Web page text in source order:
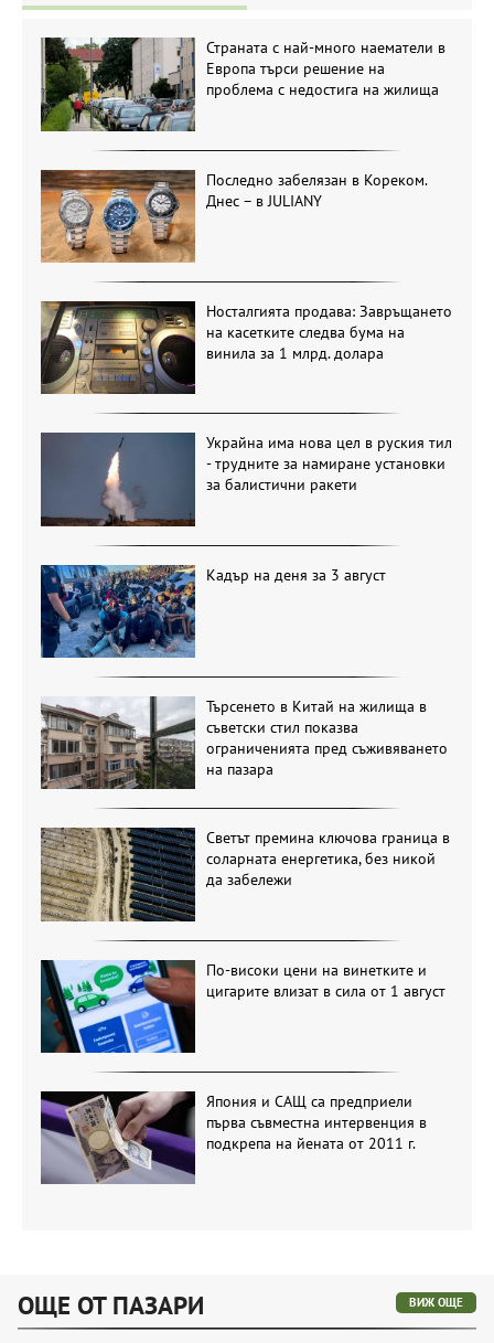
Страната с най-много наематели в
Европа търси решение на
проблема с недостига на жилища
Последно забелязан в Кореком.
Днес – в JULIANY
Носталгията продава: Завръщането
на касетките следва бума на
винила за 1 млрд. долара
Украйна има нова цел в руския тил
- трудните за намиране установки
за балистични ракети
Кадър на деня за 3 август
Търсенето в Китай на жилища в
съветски стил показва
ограниченията пред съживяването
на пазара
Светът премина ключова граница в
соларната енергетика, без никой
да забележи
По-високи цени на винетките и
цигарите влизат в сила от 1 август
Япония и САЩ са предприели
първа съвместна интервенция в
подкрепа на йената от 2011 г.
ОЩЕ ОТ ПАЗАРИ ВИЖ ОЩЕ